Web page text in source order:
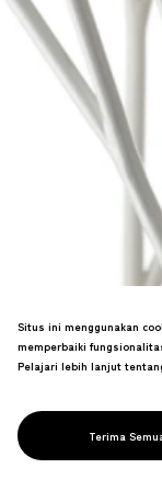
PROJECT
ARBORISME
Situs ini menggunakan
memperbaiki
Pelajari lebih lanjut
Terima